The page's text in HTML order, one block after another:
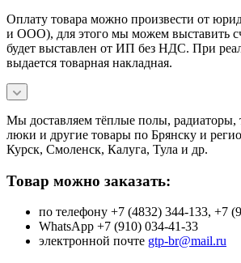
Оплату товара можно произвести от
и ООО), для этого мы можем выставить
будет выставлен от ИП без НДС. При
выдается товарная накладная.
Мы доставляем тёплые полы, радиаторы,
люки и другие товары по Брянску и
Курск, Смоленск, Калуга, Тула и др.
Товар можно заказать:
по телефону +7 (4832) 344-133, +7
WhatsApp +7 (910) 034-41-33
электронной почте gtp-br@mail.ru